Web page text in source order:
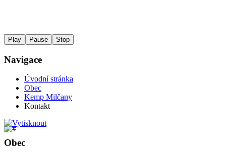
Play Pause Stop
Navigace
Úvodní stránka
Obec
Kemp Milčany
Kontakt
Obec